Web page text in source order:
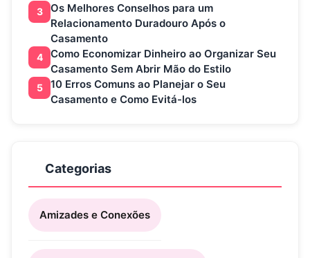
3
Os Melhores Conselhos para um
Relacionamento Duradouro Após o
Casamento
4
Como Economizar Dinheiro ao Organizar Seu
Casamento Sem Abrir Mão do Estilo
5
10 Erros Comuns ao Planejar o Seu
Casamento e Como Evitá-los
Categorias
Amizades e Conexões